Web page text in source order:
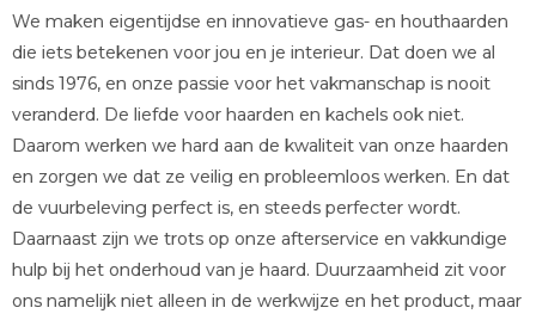
We maken eigentijdse en innovatieve gas- en houthaarden
die iets betekenen voor jou en je interieur. Dat doen we al
sinds 1976, en onze passie voor het vakmanschap is nooit
veranderd. De liefde voor haarden en kachels ook niet.
Daarom werken we hard aan de kwaliteit van onze haarden
en zorgen we dat ze veilig en probleemloos werken. En dat
de vuurbeleving perfect is, en steeds perfecter wordt.
Daarnaast zijn we trots op onze afterservice en vakkundige
hulp bij het onderhoud van je haard. Duurzaamheid zit voor
ons namelijk niet alleen in de werkwijze en het product, maar